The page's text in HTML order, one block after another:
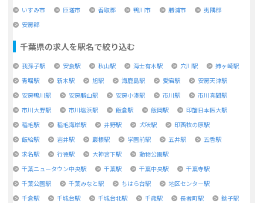
いすみ市
匝瑳市 香取郡 鴨川市 勝浦市
夷隅郡
安房郡
千葉県の求人を駅名で絞り込む
我孫子駅 安食駅 秋山駅 海士有木駅 穴川駅
姉ヶ崎駅
青堀駅
新木駅 旭駅 海鹿島駅 愛宕駅
安房天津駅
安房鴨川駅
安房勝山駅 安房小湊駅 市川駅
市川真間駅
市川大野駅
市川塩浜駅 飯倉駅 飯岡駅
印旛日本医大駅
稲毛駅
稲毛海岸駅 井野駅 犬吠駅
印西牧の原駅
飯給駅
岩井駅 巖根駅 学園前駅 五井駅
五香駅
求名駅
行徳駅 大神宮下駅
動物公園駅
千葉ニュータウン中央駅
千葉駅 千葉中央駅
千葉寺駅
千葉公園駅
千葉みなと駅 ちはら台駅
地区センター駅
千倉駅
千城台駅 千城台北駅 千歳駅 長者町駅
銚子駅